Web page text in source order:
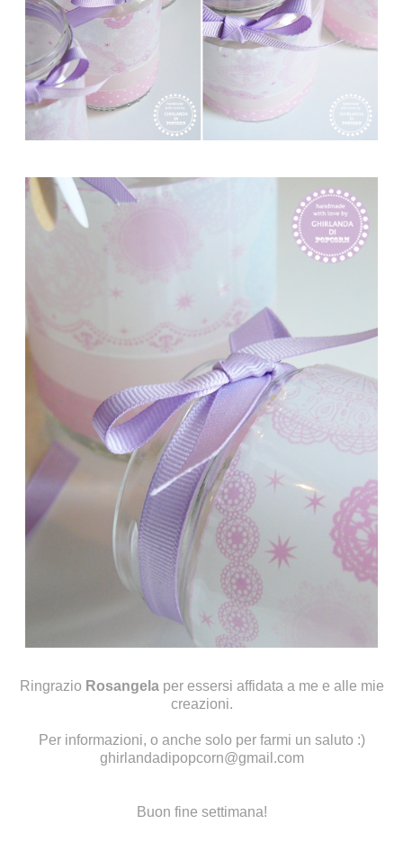
Ringrazio Rosangela per essersi affidata a me e alle mie
creazioni.
Per informazioni, o anche solo per farmi un saluto :)
ghirlandadipopcorn@gmail.com
Buon fine settimana!